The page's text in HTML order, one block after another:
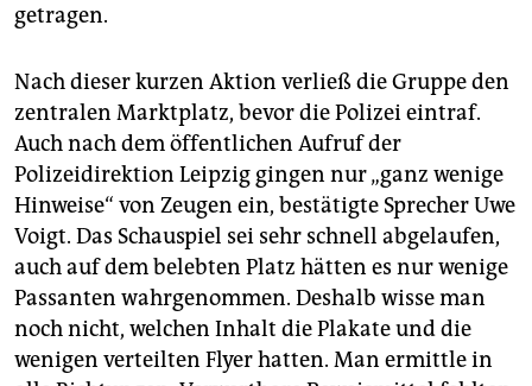
getragen.
Nach dieser kurzen Aktion verließ die Gruppe den
zentralen Marktplatz, bevor die Polizei eintraf.
Auch nach dem öffentlichen Aufruf der
Polizeidirektion Leipzig gingen nur „ganz wenige
Hinweise“ von Zeugen ein, bestätigte Sprecher Uwe
Voigt. Das Schauspiel sei sehr schnell abgelaufen,
auch auf dem belebten Platz hätten es nur wenige
Passanten wahrgenommen. Deshalb wisse man
noch nicht, welchen Inhalt die Plakate und die
wenigen verteilten Flyer hatten. Man ermittle in